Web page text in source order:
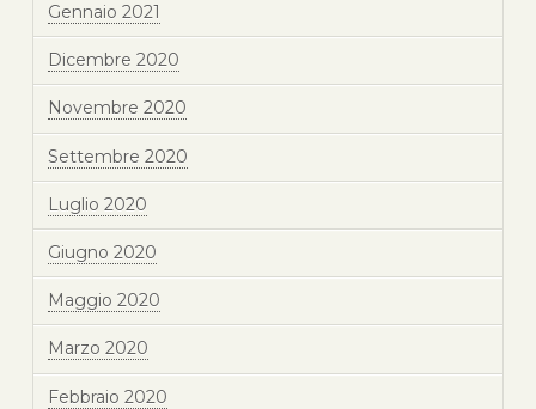
Gennaio 2021
Dicembre 2020
Novembre 2020
Settembre 2020
Luglio 2020
Giugno 2020
Maggio 2020
Marzo 2020
Febbraio 2020